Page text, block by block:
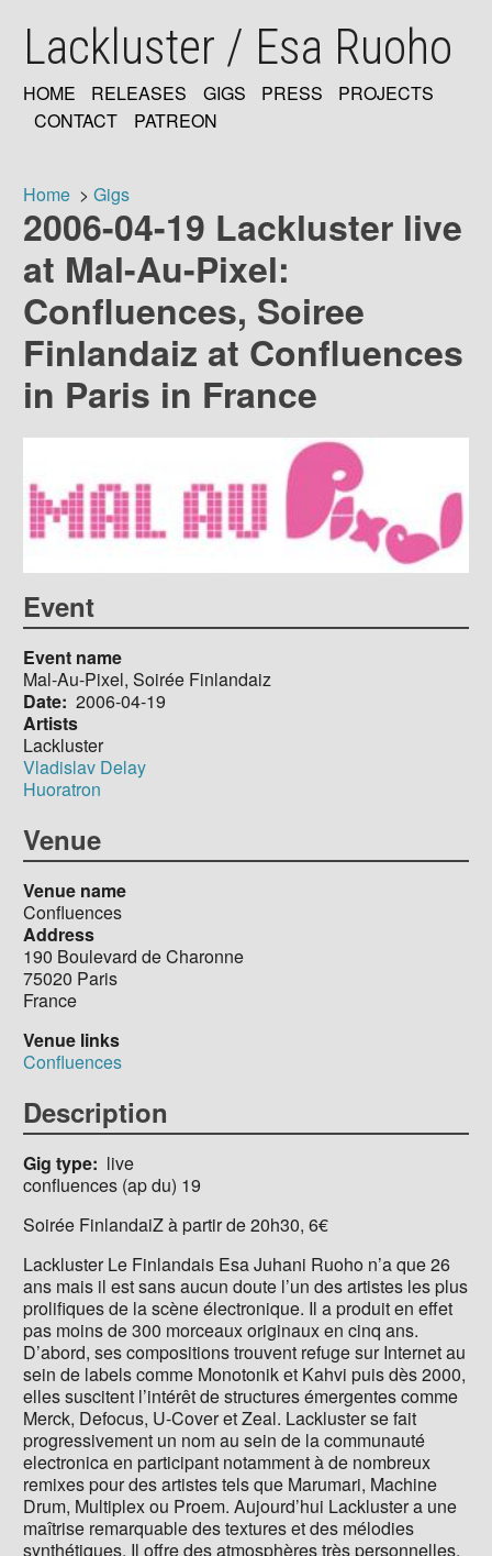
mainLackluster / Esa Ruoho
MAIN
HOME RELEASES GIGS PRESS
PROJECTS
CONTACT
PATREON
Breadcrumb
Home Gigs
2006-04-19 Lackluster live
at Mal-Au-Pixel:
Confluences, Soiree
Finlandaiz at Confluences
in Paris in France
Event
Event name
Mal-Au-Pixel, Soirée Finlandaiz
Date 2006-04-19
Artists
Lackluster
Vladislav Delay
Huoratron
Venue
Venue name
Confluences
Address
190 Boulevard de Charonne
75020 Paris
France
Venue links
Confluences
Description
Gig type
live
confluences (ap du) 19
Soirée FinlandaiZ à partir de 20h30, 6€
Lackluster Le Finlandais Esa Juhani Ruoho n’a que 26
ans mais il est sans aucun doute l’un des artistes les plus
prolifiques de la scène électronique. Il a produit en effet
pas moins de 300 morceaux originaux en cinq ans.
D’abord, ses compositions trouvent refuge sur Internet au
sein de labels comme Monotonik et Kahvi puis dès 2000,
elles suscitent l’intérêt de structures émergentes comme
Merck, Defocus, U-Cover et Zeal. Lackluster se fait
progressivement un nom au sein de la communauté
electronica en participant notamment à de nombreux
remixes pour des artistes tels que Marumari, Machine
Drum, Multiplex ou Proem. Aujourd’hui Lackluster a une
maîtrise remarquable des textures et des mélodies
synthétiques. Il offre des atmosphères très personnelles,